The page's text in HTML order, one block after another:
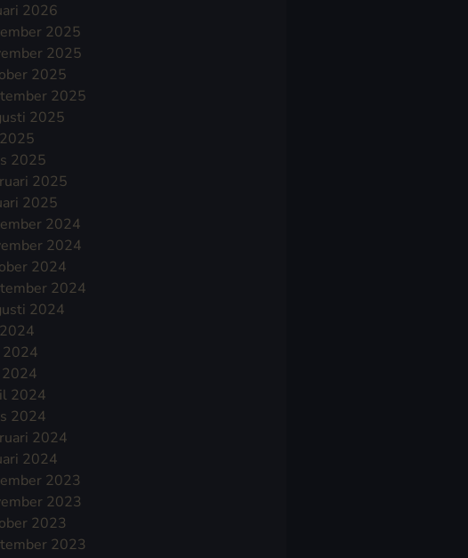
2026
2025
2025
2025
2025
2025
2025
2025
2025
2024
2024
2024
2024
2024
2024
2024
2024
2024
2024
2024
2023
2023
2023
2023